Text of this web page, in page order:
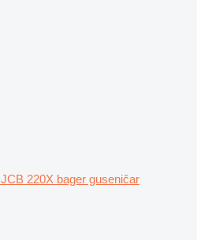
JCB 220X bager guseničar